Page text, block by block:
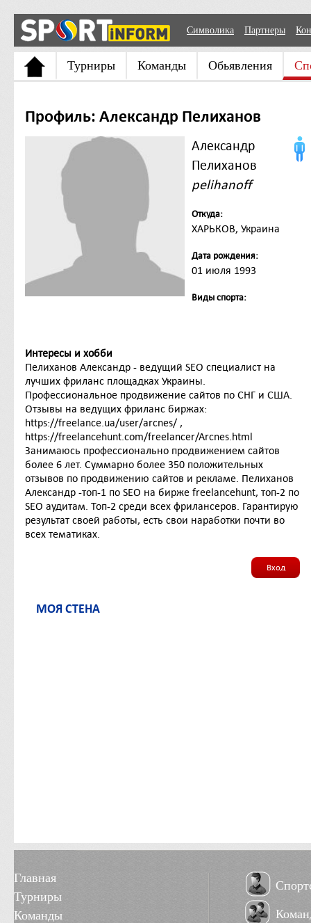
Символика Партнеры
Турниры Команды Обьявления
Профиль: Александр Пелиханов
Александр
Пелиханов
pelihanoff
Откуда:
ХАРЬКОВ, Украина
Дата рождения:
01 июля 1993
Виды спорта:
Интересы и хобби
Пелиханов Александр - ведущий SEO специалист на
лучших фриланс площадках Украины.
Профессиональное продвижение сайтов по СНГ и США.
Отзывы на ведущих фриланс биржах:
https://freelance.ua/user/arcnes/ ,
https://freelancehunt.com/freelancer/Arcnes.html
Занимаюсь профессионально продвижением сайтов
более 6 лет. Суммарно более 350 положительных
отзывов по продвижению сайтов и рекламе. Пелиханов
Александр -топ-1 по SEO на бирже freelancehunt, топ-2 по
SEO аудитам. Топ-2 среди всех фрилансеров. Гарантирую
результат своей работы, есть свои наработки почти во
всех тематиках.
Вход
МОЯ СТЕНА
Главная
Турниры
Команды